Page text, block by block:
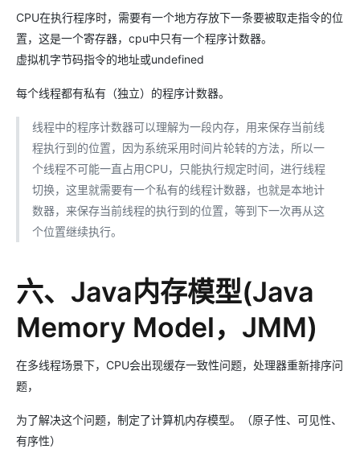
CPU在执行程序时，需要有一个地方存放下一条要被取走指令的位
置，这是一个寄存器，cpu中只有一个程序计数器。
虚拟机字节码指令的地址或undefined
每个线程都有私有（独立）的程序计数器。
线程中的程序计数器可以理解为一段内存，用来保存当前线
程执行到的位置，因为系统采用时间片轮转的方法，所以一
个线程不可能一直占用CPU，只能执行规定时间，进行线程
切换，这里就需要有一个私有的线程计数器，也就是本地计
数器，来保存当前线程的执行到的位置，等到下一次再从这
个位置继续执行。
六、Java内存模型(Java
Memory Model，JMM)
在多线程场景下，CPU会出现缓存一致性问题，处理器重新排序问
题，
为了解决这个问题，制定了计算机内存模型。（原子性、可见性、
有序性）